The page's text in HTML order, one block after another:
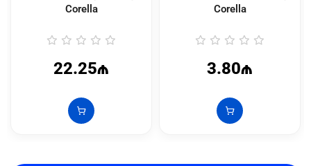
Corella
22.25₼
Corella
3.80₼